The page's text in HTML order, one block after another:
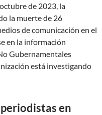
de 2023, la
la muerte de 26
de comunicación en el
en la información
Gubernamentales
está investigando
periodistas en